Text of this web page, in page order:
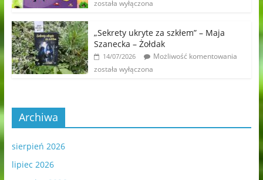
została wyłączona
„Sekrety ukryte za szkłem” – Maja
Szanecka – Żołdak
14/07/2026
Możliwość komentowania
została wyłączona
Archiwa
sierpień 2026
lipiec 2026